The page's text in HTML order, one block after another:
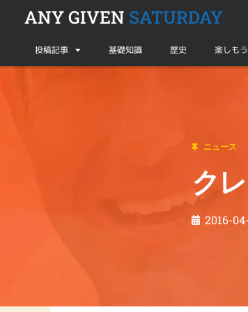
ANY GIVEN SATURDAY
投稿記事 基礎知識 歴史 楽しもう
ニュース
ク
2016-